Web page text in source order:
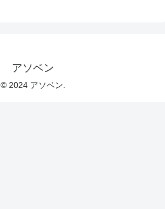
アソベン
© 2024 アソベン.